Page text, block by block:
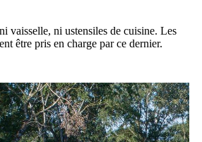
vaisselle, ni ustensiles de cuisine. Les
être pris en charge par ce dernier.